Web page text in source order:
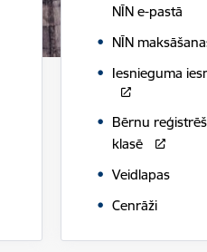
NĪN e-pastā
NĪN
Iesnieguma
Bērnu
klasē
Veidlapas
Cenrāži